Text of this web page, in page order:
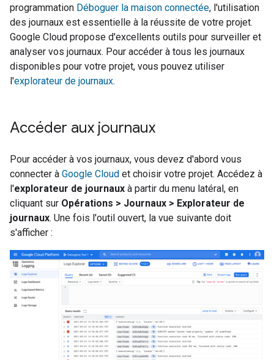
programmation Déboguer la maison connectée, l'utilisation
des journaux est essentielle à la réussite de votre projet.
Google Cloud propose d'excellents outils pour surveiller et
analyser vos journaux. Pour accéder à tous les journaux
disponibles pour votre projet, vous pouvez utiliser
l'explorateur de journaux.
Accéder aux journaux
Pour accéder à vos journaux, vous devez d'abord vous
connecter à Google Cloud et choisir votre projet. Accédez à
l'explorateur de journaux à partir du menu latéral, en
cliquant sur Opérations > Journaux > Explorateur de
journaux. Une fois l'outil ouvert, la vue suivante doit
s'afficher :